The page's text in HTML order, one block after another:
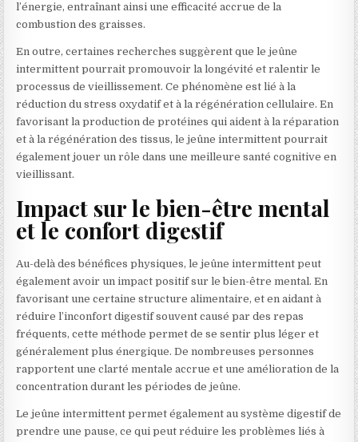
l’énergie, entraînant ainsi une efficacité accrue de la
combustion des graisses.
En outre, certaines recherches suggèrent que le jeûne
intermittent pourrait promouvoir la longévité et ralentir le
processus de vieillissement. Ce phénomène est lié à la
réduction du stress oxydatif et à la régénération cellulaire. En
favorisant la production de protéines qui aident à la réparation
et à la régénération des tissus, le jeûne intermittent pourrait
également jouer un rôle dans une meilleure santé cognitive en
vieillissant.
Impact sur le bien-être mental
et le confort digestif
Au-delà des bénéfices physiques, le jeûne intermittent peut
également avoir un impact positif sur le bien-être mental. En
favorisant une certaine structure alimentaire, et en aidant à
réduire l’inconfort digestif souvent causé par des repas
fréquents, cette méthode permet de se sentir plus léger et
généralement plus énergique. De nombreuses personnes
rapportent une clarté mentale accrue et une amélioration de la
concentration durant les périodes de jeûne.
Le jeûne intermittent permet également au système digestif de
prendre une pause, ce qui peut réduire les problèmes liés à